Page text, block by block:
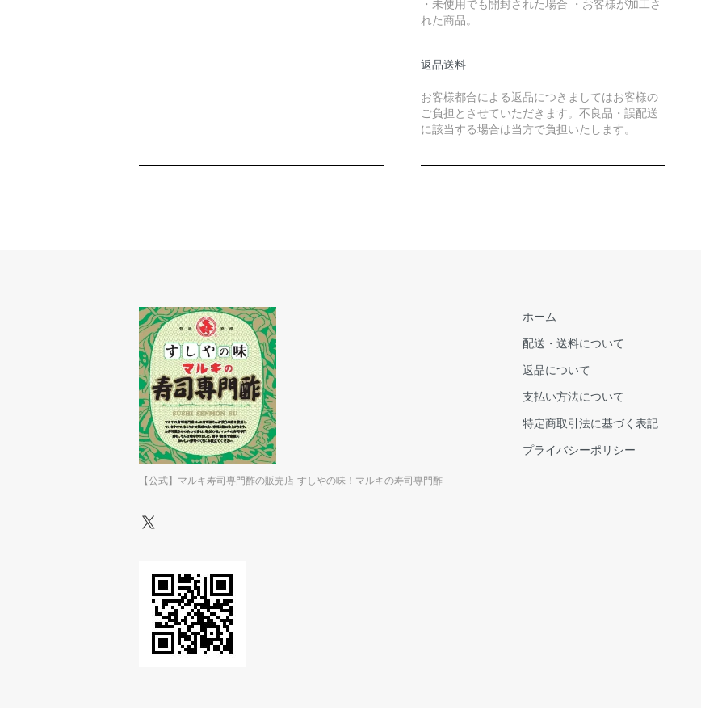
・未使用でも開封された場合 ・お客様が加工さ
れた商品。
返品送料
お客様都合による返品につきましてはお客様の
ご負担とさせていただきます。不良品・誤配送
に該当する場合は当方で負担いたします。
【公式】マルキ寿司専門酢の販売店-すしやの味！マルキの寿司専門酢-
ホーム
配送・送料について
返品について
支払い方法について
特定商取引法に基づく表記
プライバシーポリシー